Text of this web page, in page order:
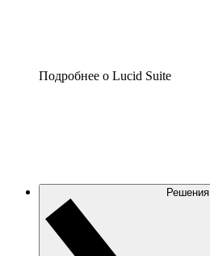
Подробнее о Lucid Suite
Решения